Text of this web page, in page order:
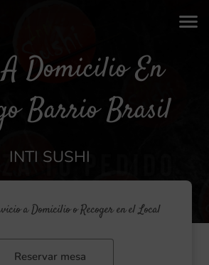
Domicilio En
Barrio Brasil
INTI SUSHI
a Domicilio o Recoger en el Local
Reservar mesa